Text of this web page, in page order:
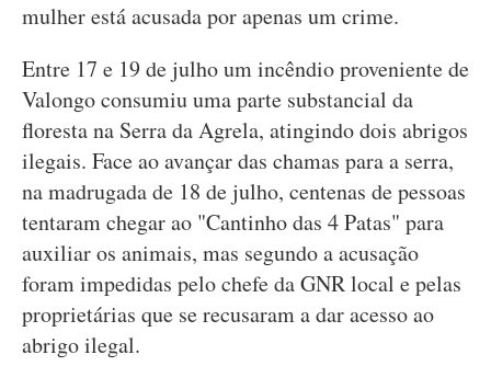
mulher está acusada por apenas um crime.
Entre 17 e 19 de julho um incêndio proveniente de
Valongo consumiu uma parte substancial da
floresta na Serra da Agrela, atingindo dois abrigos
ilegais. Face ao avançar das chamas para a serra,
na madrugada de 18 de julho, centenas de pessoas
tentaram chegar ao "Cantinho das 4 Patas" para
auxiliar os animais, mas segundo a acusação
foram impedidas pelo chefe da GNR local e pelas
proprietárias que se recusaram a dar acesso ao
abrigo ilegal.